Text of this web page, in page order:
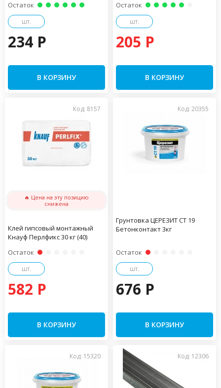
Остаток
шт.
234 P
В КОРЗИНУ
Остаток
шт.
205 P
В КОРЗИНУ
Код: 8157
🔥 Цена на эту позицию
снижена
Клей гипсовый монтажный
Кнауф Перлфикс 30 кг (40)
Остаток
шт.
582 P
В КОРЗИНУ
Код: 20355
Грунтовка ЦЕРЕЗИТ CT 19
Бетонконтакт 3кг
Остаток
шт.
676 P
В КОРЗИНУ
Код: 15320 Код: 12306